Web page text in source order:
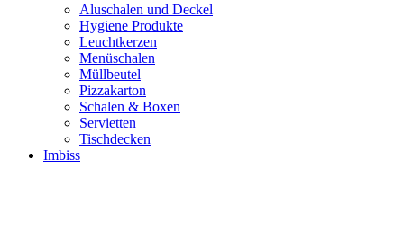
Aluschalen und Deckel
Hygiene Produkte
Leuchtkerzen
Menüschalen
Müllbeutel
Pizzakarton
Schalen & Boxen
Servietten
Tischdecken
Imbiss